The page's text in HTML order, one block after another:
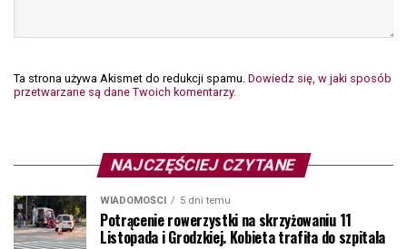
Ta strona używa Akismet do redukcji spamu. Dowiedz się, w jaki sposób
przetwarzane są dane Twoich komentarzy.
NAJCZĘŚCIEJ CZYTANE
WIADOMOŚCI 5 dni temu
Potrącenie rowerzystki na skrzyżowaniu 11
Listopada i Grodzkiej. Kobieta trafiła do szpitala